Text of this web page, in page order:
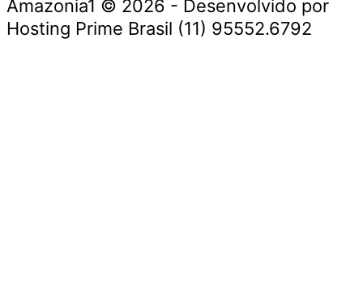
Amazonia1 © 2026 - Desenvolvido por
Hosting Prime Brasil (11) 95552.6792